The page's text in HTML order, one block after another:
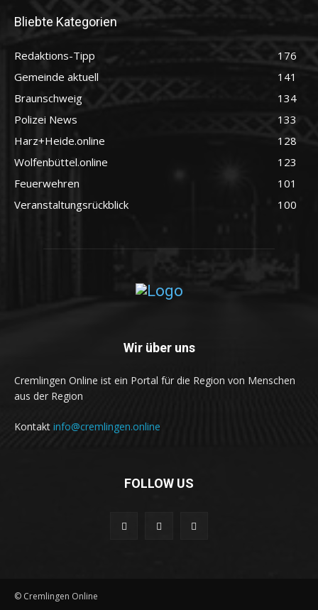
Bliebte Kategorien
Redaktions-Tipp
176
Gemeinde aktuell
141
Braunschweig
134
Polizei News
133
Harz+Heide.online
128
Wolfenbüttel.online
123
Feuerwehren
101
Veranstaltungsrückblick
100
Wir über uns
Cremlingen Online ist ein Portal für die Region von Menschen
aus der Region
Kontakt info@cremlingen.online
FOLLOW US
© Cremlingen Online